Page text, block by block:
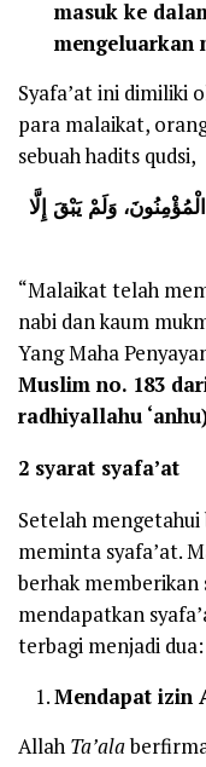
masuk ke
mengeluarkan
Syafa’at ini dimiliki
para malaikat,
sebuah hadits qudsi,
وَلَمْ يَبْقَ إِلَّا
“Malaikat telah
nabi dan kaum
Yang Maha
Muslim no. 183
radhiyallahu
2 syarat syafa’at
Setelah
meminta syafa’at.
berhak memberikan
mendapatkan
terbagi menjadi dua:
Mendapat izin
Allah Ta’ala